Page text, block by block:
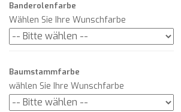
Banderolenfarbe
Wählen Sie Ihre Wunschfarbe
Baumstammfarbe
wählen Sie Ihre Wunschfarbe